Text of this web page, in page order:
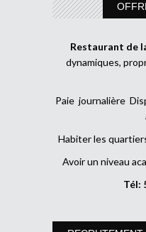
Restaurant de
dynamiques,
Paie journalière
Habiter les
Avoir un niveau
Tél: